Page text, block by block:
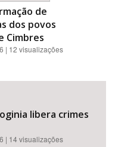
de
dos povos
Cimbres
| 12 visualizações
libera crimes
| 14 visualizações